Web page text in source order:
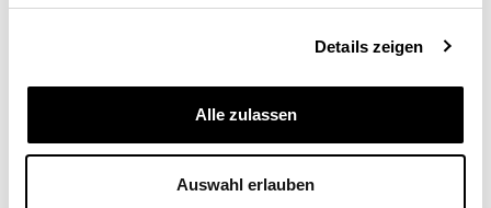
Details zeigen
Alle zulassen
Auswahl erlauben
Eidgenossenschaft
Confédération suisse
Confederazione Svizzera
Confederaziun svizra
Département fédéral de